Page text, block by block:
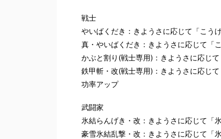
戦士
やいばくだき：きようさに応じて「こう
真・やいばくだき：きようさに応じて「
かぶと割り(戦士専用)：きようさに応じ
鉄甲斬・改(戦士専用)：きようさに応じ
功率アップ
武闘家
氷結らんげき・改：きようさに応じて「
豪雪氷結乱撃・改：きようさに応じて「